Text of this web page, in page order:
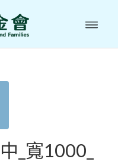
_寬1000_